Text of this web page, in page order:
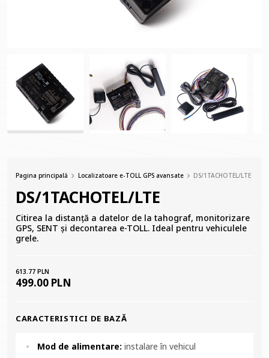
Pagina principală Localizatoare e-TOLL GPS avansate DS/1TACHOTEL/LTE
DS/1TACHOTEL/LTE
Citirea la distanță a datelor de la tahograf, monitorizare
GPS, SENT și decontarea e-TOLL. Ideal pentru vehiculele
grele.
613.77 PLN
499.00 PLN
CARACTERISTICI DE BAZĂ
Mod de alimentare: instalare în vehicul